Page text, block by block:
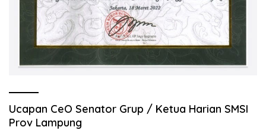
Ucapan CeO Senator Grup / Ketua Harian SMSI
Prov Lampung